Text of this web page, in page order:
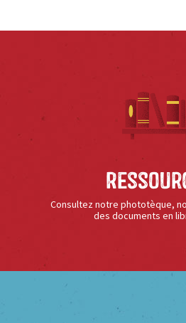
Consultez notre phototèque,
des documents en